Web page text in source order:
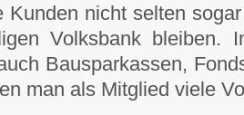
Kunden nicht selten
Volksbank bleiben.
Bausparkassen,
man als Mitglied viele